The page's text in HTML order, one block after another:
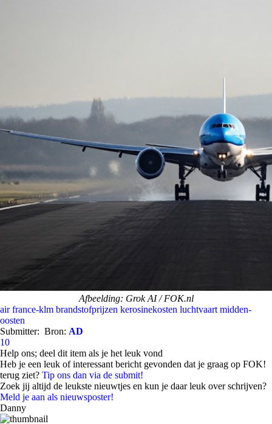
Afbeelding: Grok AI / FOK.nl
air france-klm brandstofprijzen kerosinekosten luchtvaart midden-
oosten
Submitter: Bron: AD
10
Help ons; deel dit item als je het leuk vond
Heb je een leuk of interessant bericht gevonden dat je graag op FOK!
terug ziet? Tip ons dan via de submit!
Zoek jij altijd de leukste nieuwtjes en kun je daar leuk over schrijven?
Meld je aan als nieuwsposter!
Danny